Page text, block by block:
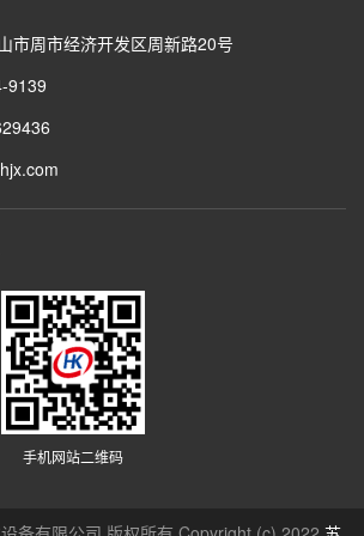
市周市经济开发区周新路20号
9139
手机网站二维码